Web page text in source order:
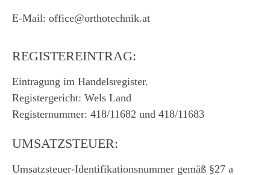
E-Mail: office@orthotechnik.at
REGISTEREINTRAG:
Eintragung im Handelsregister.
Registergericht: Wels Land
Registernummer: 418/11682 und 418/11683
UMSATZSTEUER:
Umsatzsteuer-Identifikationsnummer gemäß §27 a